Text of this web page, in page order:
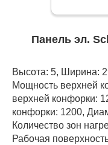
Панель эл.
Высота: 5, Ширина:
Мощность верхней
верхней конфорки:
конфорки: 1200,
Количество зон
Рабочая